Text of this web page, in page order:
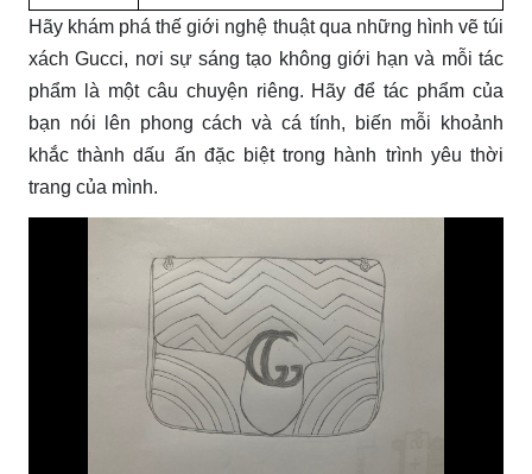
Hãy khám phá thế giới nghệ thuật qua những hình vẽ túi
xách Gucci, nơi sự sáng tạo không giới hạn và mỗi tác
phẩm là một câu chuyện riêng. Hãy để tác phẩm của
bạn nói lên phong cách và cá tính, biến mỗi khoảnh
khắc thành dấu ấn đặc biệt trong hành trình yêu thời
trang của mình.